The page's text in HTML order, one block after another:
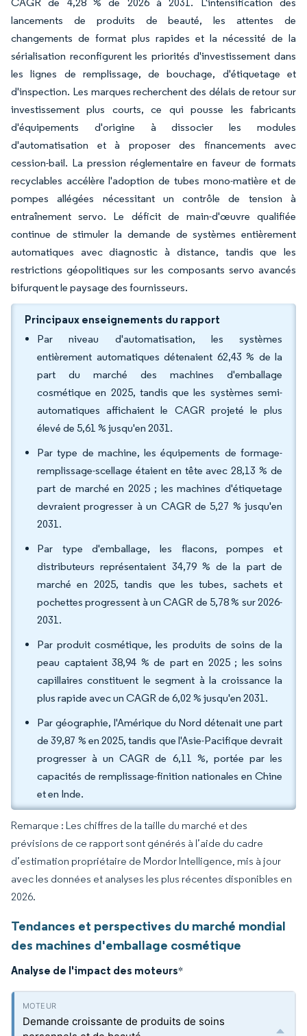
lancements de produits de beauté, les attentes de
changements de format plus rapides et la nécessité de la
sérialisation reconfigurent les priorités d'investissement dans
les lignes de remplissage, de bouchage, d'étiquetage et
d'inspection. Les marques recherchent des délais de retour sur
investissement plus courts, ce qui pousse les fabricants
d'équipements d'origine à dissocier les modules
d'automatisation et à proposer des financements avec
cession-bail. La pression réglementaire en faveur de formats
recyclables accélère l'adoption de tubes mono-matière et de
pompes allégées nécessitant un contrôle de tension à
entraînement servo. Le déficit de main-d'œuvre qualifiée
continue de stimuler la demande de systèmes entièrement
automatiques avec diagnostic à distance, tandis que les
restrictions géopolitiques sur les composants servo avancés
bifurquent le paysage des fournisseurs.
Principaux enseignements du rapport
Par niveau d'automatisation, les systèmes
entièrement automatiques détenaient 62,43 % de la
part du marché des machines d'emballage
cosmétique en 2025, tandis que les systèmes semi-
automatiques affichaient le CAGR projeté le plus
élevé de 5,61 % jusqu'en 2031.
Par type de machine, les équipements de formage-
remplissage-scellage étaient en tête avec 28,13 % de
part de marché en 2025 ; les machines d'étiquetage
devraient progresser à un CAGR de 5,27 % jusqu'en
2031.
Par type d'emballage, les flacons, pompes et
distributeurs représentaient 34,79 % de la part de
marché en 2025, tandis que les tubes, sachets et
pochettes progressent à un CAGR de 5,78 % sur 2026-
2031.
Par produit cosmétique, les produits de soins de la
peau captaient 38,94 % de part en 2025 ; les soins
capillaires constituent le segment à la croissance la
plus rapide avec un CAGR de 6,02 % jusqu'en 2031.
Par géographie, l'Amérique du Nord détenait une part
de 39,87 % en 2025, tandis que l'Asie-Pacifique devrait
progresser à un CAGR de 6,11 %, portée par les
capacités de remplissage-finition nationales en Chine
et en Inde.
Remarque : Les chiffres de la taille du marché et des
prévisions de ce rapport sont générés à l’aide du cadre
d’estimation propriétaire de Mordor Intelligence, mis à jour
avec les données et analyses les plus récentes disponibles en
2026.
Tendances et perspectives du marché mondial
des machines d'emballage cosmétique
Analyse de l'impact des moteurs*
Demande croissante de produits de soins